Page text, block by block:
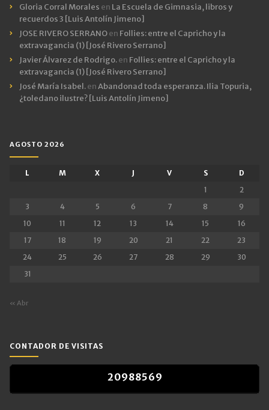
Gloria Corral Morales en La Escuela de Gimnasia, libros y
recuerdos 3 [Luis Antolín Jimeno]
JOSE RIVERO SERRANOen Follies: entre el Capricho y la
extravagancia (1) [José Rivero Serrano]
Javier Álvarez de Rodrigo.en Follies: entre el Capricho y la
extravagancia (1) [José Rivero Serrano]
José María Isabel.enAbandonad toda esperanza. Ilia Topuria,
¿toledano ilustre? [Luis Antolín Jimeno]
AGOSTO 2026
L M X J V S
D
1
2
3
4 5 6 7 8
9
10
11 12 13 14 15
16
17
18 19 20 21 22
23
24
25 26 27 28 29
30
31
« Abr
CONTADOR DE VISITAS
20988569